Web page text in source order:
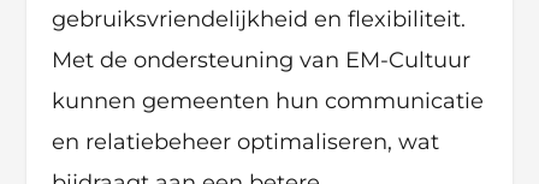
gebruiksvriendelijkheid en flexibiliteit.
Met de ondersteuning van EM-Cultuur
kunnen gemeenten hun communicatie
en relatiebeheer optimaliseren, wat